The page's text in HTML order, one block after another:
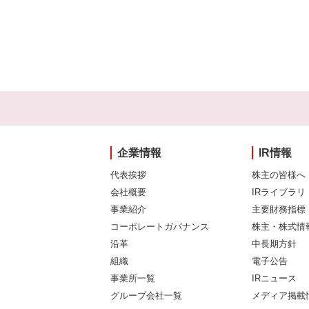
企業情報
代表挨拶
会社概要
事業紹介
コーポレートガバナンス
沿革
組織
事業所一覧
グループ会社一覧
IR情報
株主の皆様へ
IRライブラリ
主要財務指標
株主・株式情
中長期方針
電子公告
IRニュース
メディア掲載